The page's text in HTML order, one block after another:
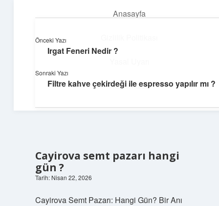
Anasayfa
Hakkımızda
Hızlı hikayelerle gününü şenlendir!
Cayirova semt pazarı hangi
gün ?
Tarih: Nisan 22, 2026
Cayirova Semt Pazarı: Hangi Gün? Bir Anı
Önceki Yazı
Irgat Feneri Nedir ?
Sonraki Yazı
Filtre kahve çekirdeği ile espresso yapılır mı ?